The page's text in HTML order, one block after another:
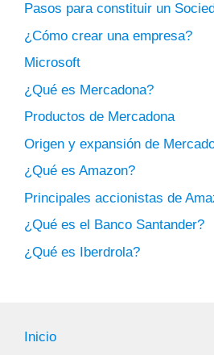
Pasos para constituir un
¿Cómo crear una empresa?
Microsoft
¿Qué es Mercadona?
Productos de Mercadona
Origen y expansión de
¿Qué es Amazon?
Principales accionistas de
¿Qué es el Banco Santander?
¿Qué es Iberdrola?
Inicio